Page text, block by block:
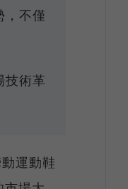
，不僅
技術革
運動鞋